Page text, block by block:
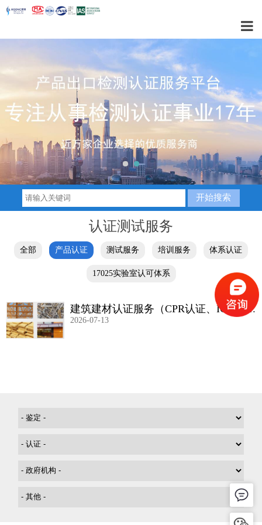
认证测试服务
全部 产品认证 测试服务 培训服务 体系认证
17025实验室认可体系
建筑建材认证服务（CPR认证、ICCES
认证、ETA认证、CODEMARK认证等）
2026-07-13